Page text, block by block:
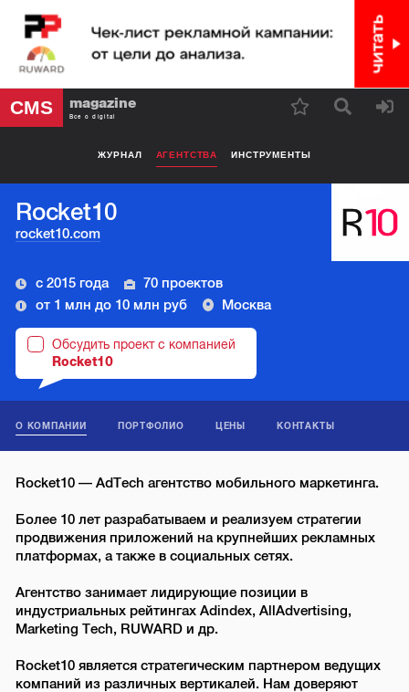
CMS magazine
Все о digital
ЖУРНАЛ АГЕНТСТВА ИНСТРУМЕНТЫ
Rocket10
rocket10.com
с 2015 года
70 проектов
от 1 млн до 10 млн руб
Москва
Обсудить проект с компанией
Rocket10
О КОМПАНИИ ПОРТФОЛИО ЦЕНЫ КОНТАКТЫ
Rocket10 — AdTech агентство мобильного маркетинга.
Более 10 лет разрабатываем и реализуем стратегии
продвижения приложений на крупнейших рекламных
платформах, а также в социальных сетях.
Агентство занимает лидирующие позиции в
индустриальных рейтингах Adindex, AllAdvertising,
Marketing Tech, RUWARD и др.
Rocket10 является стратегическим партнером ведущих
компаний из различных вертикалей. Нам доверяют